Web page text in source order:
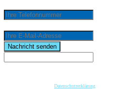
Nachricht senden
Datenschutzerklärung